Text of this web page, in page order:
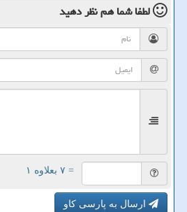
لطفا شما همنظر دهید
= ۷ بعلاوه ۱
ارسال به پارسی کاو